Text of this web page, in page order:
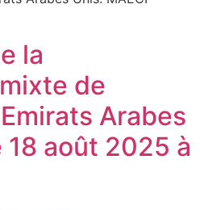
la
de
Arabes
18 août 2025 à